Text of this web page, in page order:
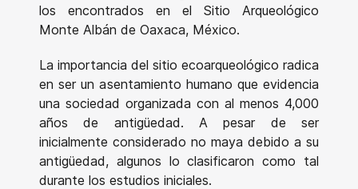
los encontrados en el Sitio Arqueológico
Monte Albán de Oaxaca, México.
La importancia del sitio ecoarqueológico radica
en ser un asentamiento humano que evidencia
una sociedad organizada con al menos 4,000
años de antigüedad. A pesar de ser
inicialmente considerado no maya debido a su
antigüedad, algunos lo clasificaron como tal
durante los estudios iniciales.